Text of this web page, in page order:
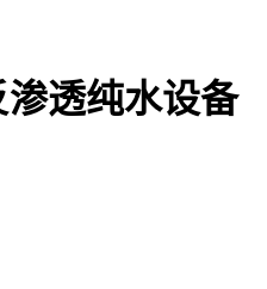
透纯水设备